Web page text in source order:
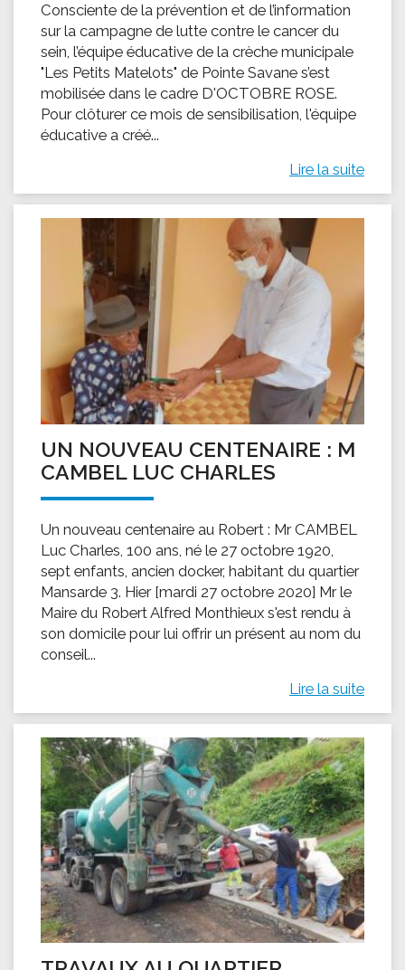
Consciente de la prévention et de l’information
sur la campagne de lutte contre le cancer du
sein, l’équipe éducative de la crèche municipale
"Les Petits Matelots" de Pointe Savane s’est
mobilisée dans le cadre D'OCTOBRE ROSE.
Pour clôturer ce mois de sensibilisation, l'équipe
éducative a créé...
Lire la suite
UN NOUVEAU CENTENAIRE : M
CAMBEL LUC CHARLES
Un nouveau centenaire au Robert : Mr CAMBEL
Luc Charles, 100 ans, né le 27 octobre 1920,
sept enfants, ancien docker, habitant du quartier
Mansarde 3. Hier [mardi 27 octobre 2020] Mr le
Maire du Robert Alfred Monthieux s'est rendu à
son domicile pour lui offrir un présent au nom du
conseil...
Lire la suite